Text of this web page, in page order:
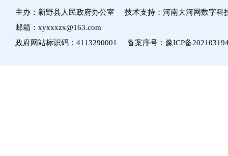
主办：新野县人民政府办公室 技术支持：河南大河网数字科
邮箱：xyxxxzx@163.com
政府网站标识码：4113290001 备案序号： 豫ICP备